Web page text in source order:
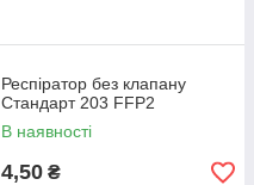
Респіратор без клапану
Стандарт 203 FFP2
В наявності
4,50 ₴